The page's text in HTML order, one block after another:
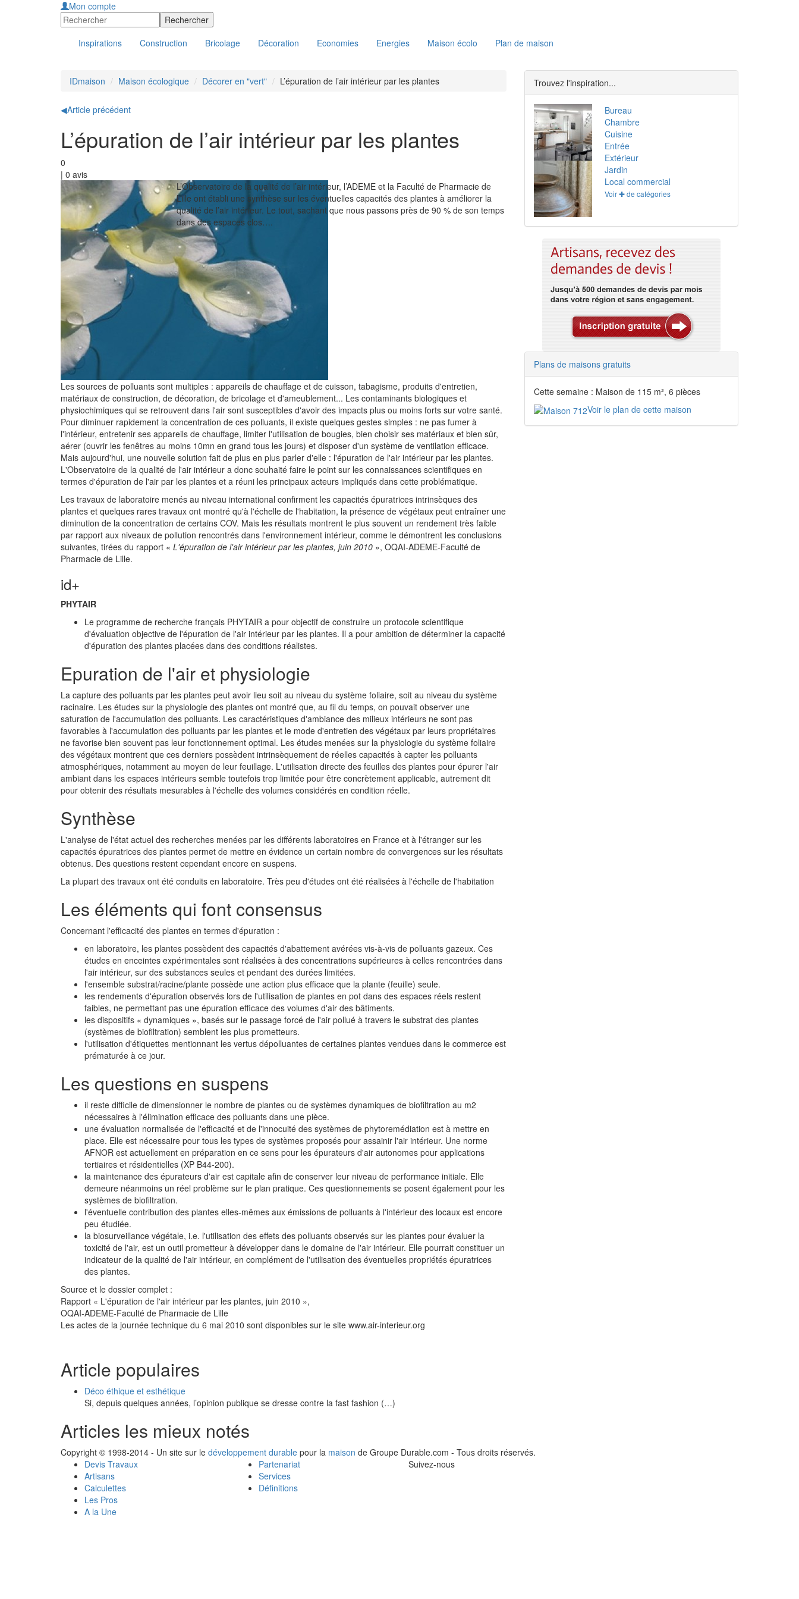
Mon compte
Inspirations Construction Bricolage Décoration Economies Energies Maison écolo Plan de maison
IDmaison Maison écologique Décorer en "vert" L’épuration de l’air intérieur par les plantes
◀Article précédent
L’épuration de l’air intérieur par les plantes
0
| 0 avis
L’Observatoire de la qualité de l’air intérieur, l’ADEME et la Faculté de Pharmacie de
Lille ont établi une synthèse sur les éventuelles capacités des plantes à améliorer la
qualité de l’air intérieur. Le tout, sachant que nous passons près de 90 % de son temps
dans des espaces clos….
Les sources de polluants sont multiples : appareils de chauffage et de cuisson, tabagisme, produits d'entretien,
matériaux de construction, de décoration, de bricolage et d'ameublement... Les contaminants biologiques et
physiochimiques qui se retrouvent dans l'air sont susceptibles d'avoir des impacts plus ou moins forts sur votre santé.
Pour diminuer rapidement la concentration de ces polluants, il existe quelques gestes simples : ne pas fumer à
l'intérieur, entretenir ses appareils de chauffage, limiter l'utilisation de bougies, bien choisir ses matériaux et bien sûr,
aérer (ouvrir les fenêtres au moins 10mn en grand tous les jours) et disposer d'un système de ventilation efficace.
Mais aujourd'hui, une nouvelle solution fait de plus en plus parler d'elle : l'épuration de l'air intérieur par les plantes.
L'Observatoire de la qualité de l'air intérieur a donc souhaité faire le point sur les connaissances scientifiques en
termes d'épuration de l'air par les plantes et a réuni les principaux acteurs impliqués dans cette problématique.
Les travaux de laboratoire menés au niveau international confirment les capacités épuratrices intrinsèques des
plantes et quelques rares travaux ont montré qu'à l'échelle de l'habitation, la présence de végétaux peut entraîner une
diminution de la concentration de certains COV. Mais les résultats montrent le plus souvent un rendement très faible
par rapport aux niveaux de pollution rencontrés dans l'environnement intérieur, comme le démontrent les conclusions
suivantes, tirées du rapport « L'épuration de l'air intérieur par les plantes, juin 2010 », OQAI-ADEME-Faculté de
Pharmacie de Lille.
id+
PHYTAIR
Le programme de recherche français PHYTAIR a pour objectif de construire un protocole scientifique
d'évaluation objective de l'épuration de l'air intérieur par les plantes. Il a pour ambition de déterminer la capacité
d'épuration des plantes placées dans des conditions réalistes.
Epuration de l'air et physiologie
La capture des polluants par les plantes peut avoir lieu soit au niveau du système foliaire, soit au niveau du système
racinaire. Les études sur la physiologie des plantes ont montré que, au fil du temps, on pouvait observer une
saturation de l'accumulation des polluants. Les caractéristiques d'ambiance des milieux intérieurs ne sont pas
favorables à l'accumulation des polluants par les plantes et le mode d'entretien des végétaux par leurs propriétaires
ne favorise bien souvent pas leur fonctionnement optimal. Les études menées sur la physiologie du système foliaire
des végétaux montrent que ces derniers possèdent intrinsèquement de réelles capacités à capter les polluants
atmosphériques, notamment au moyen de leur feuillage. L'utilisation directe des feuilles des plantes pour épurer l'air
ambiant dans les espaces intérieurs semble toutefois trop limitée pour être concrètement applicable, autrement dit
pour obtenir des résultats mesurables à l'échelle des volumes considérés en condition réelle.
Synthèse
L'analyse de l'état actuel des recherches menées par les différents laboratoires en France et à l'étranger sur les
capacités épuratrices des plantes permet de mettre en évidence un certain nombre de convergences sur les résultats
obtenus. Des questions restent cependant encore en suspens.
La plupart des travaux ont été conduits en laboratoire. Très peu d'études ont été réalisées à l'échelle de l'habitation
Les éléments qui font consensus
Concernant l'efficacité des plantes en termes d'épuration :
en laboratoire, les plantes possèdent des capacités d'abattement avérées vis-à-vis de polluants gazeux. Ces
études en enceintes expérimentales sont réalisées à des concentrations supérieures à celles rencontrées dans
l'air intérieur, sur des substances seules et pendant des durées limitées.
l'ensemble substrat/racine/plante possède une action plus efficace que la plante (feuille) seule.
les rendements d'épuration observés lors de l'utilisation de plantes en pot dans des espaces réels restent
faibles, ne permettant pas une épuration efficace des volumes d'air des bâtiments.
les dispositifs « dynamiques », basés sur le passage forcé de l'air pollué à travers le substrat des plantes
(systèmes de biofiltration) semblent les plus prometteurs.
l'utilisation d'étiquettes mentionnant les vertus dépolluantes de certaines plantes vendues dans le commerce est
prématurée à ce jour.
Les questions en suspens
il reste difficile de dimensionner le nombre de plantes ou de systèmes dynamiques de biofiltration au m2
nécessaires à l'élimination efficace des polluants dans une pièce.
une évaluation normalisée de l'efficacité et de l'innocuité des systèmes de phytoremédiation est à mettre en
place. Elle est nécessaire pour tous les types de systèmes proposés pour assainir l'air intérieur. Une norme
AFNOR est actuellement en préparation en ce sens pour les épurateurs d'air autonomes pour applications
tertiaires et résidentielles (XP B44-200).
la maintenance des épurateurs d'air est capitale afin de conserver leur niveau de performance initiale. Elle
demeure néanmoins un réel problème sur le plan pratique. Ces questionnements se posent également pour les
systèmes de biofiltration.
l'éventuelle contribution des plantes elles-mêmes aux émissions de polluants à l'intérieur des locaux est encore
peu étudiée.
la biosurveillance végétale, i.e. l'utilisation des effets des polluants observés sur les plantes pour évaluer la
toxicité de l'air, est un outil prometteur à développer dans le domaine de l'air intérieur. Elle pourrait constituer un
indicateur de la qualité de l'air intérieur, en complément de l'utilisation des éventuelles propriétés épuratrices
des plantes.
Source et le dossier complet :
Rapport « L'épuration de l'air intérieur par les plantes, juin 2010 »,
OQAI-ADEME-Faculté de Pharmacie de Lille
Les actes de la journée technique du 6 mai 2010 sont disponibles sur le site www.air-interieur.org
Article populaires
Déco éthique et esthétique
Si, depuis quelques années, l’opinion publique se dresse contre la fast fashion (…)
Articles les mieux notés
Trouvez l'inspiration...
Bureau
Chambre
Cuisine
Entrée
Extérieur
Jardin
Local commercial
Voir ✚ de catégories
Plans de maisons gratuits
Cette semaine : Maison de 115 m², 6 pièces
Voir le plan de cette maison
Copyright © 1998-2014 - Un site sur le développement durable pour la maison de Groupe Durable.com - Tous droits réservés.
Devis Travaux
Artisans
Calculettes
Les Pros
A la Une
Partenariat
Services
Définitions
Suivez-nous